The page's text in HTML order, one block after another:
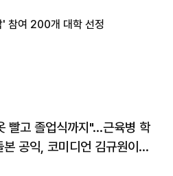
' 참여 200개 대학 선정
빨고 졸업식까지"…근육병 학
본 공익, 코미디언 김규원이었